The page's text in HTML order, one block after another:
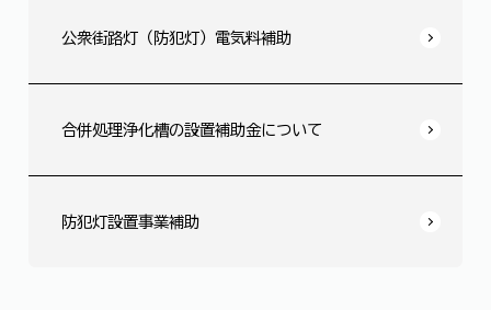
公衆街路灯（防犯灯）電気料補助
合併処理浄化槽の設置補助金について
防犯灯設置事業補助